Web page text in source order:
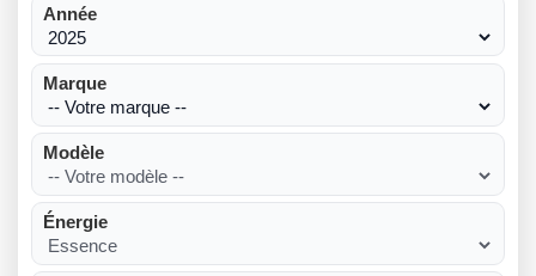
Année
Marque
Modèle
Énergie